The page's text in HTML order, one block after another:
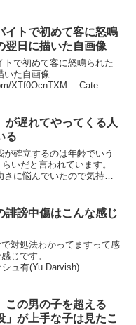
イトで初めて客に怒鳴
翌日に描いた自画像
トで初めて客に怒鳴られた
いた自画像
XTf0OcnTXM— Cate
が遅れてやってくる人
る
が確立するのは年齢でいう
いだと言われています。
さに悩んでいたので気持ち
誹謗中傷はこんな感じ
対処法わかってますって感
じです。
ュ有(Yu Darvish)
この男の子を超える
」が上手な子は見たこ